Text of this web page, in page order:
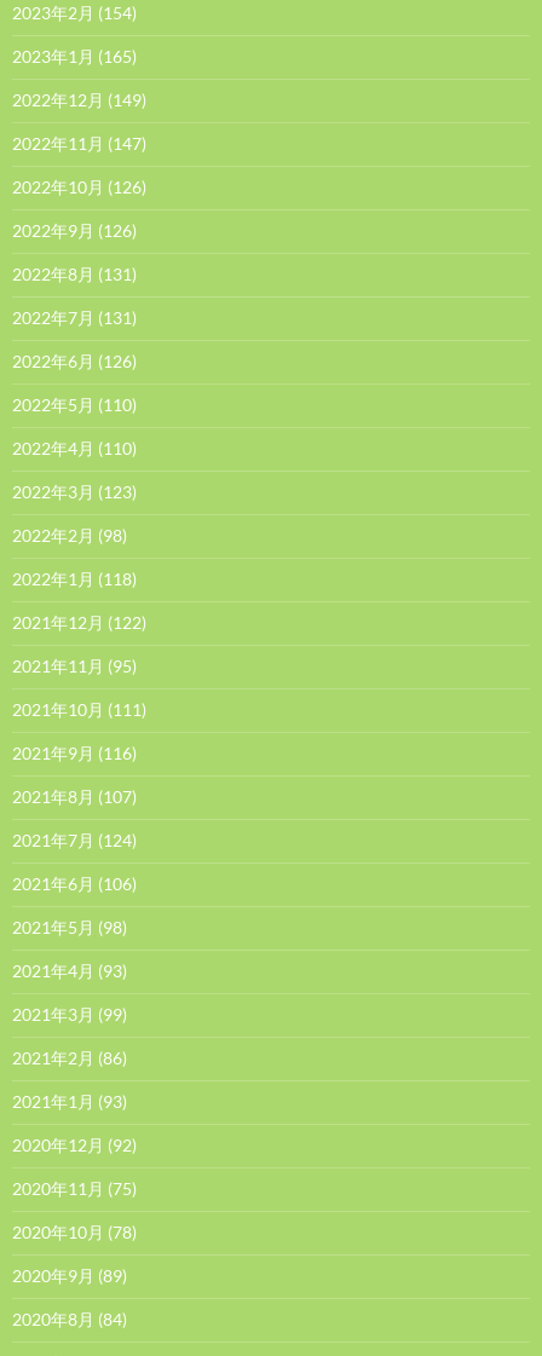
2023年2月 (154)
2023年1月 (165)
2022年12月 (149)
2022年11月 (147)
2022年10月 (126)
2022年9月 (126)
2022年8月 (131)
2022年7月 (131)
2022年6月 (126)
2022年5月 (110)
2022年4月 (110)
2022年3月 (123)
2022年2月 (98)
2022年1月 (118)
2021年12月 (122)
2021年11月 (95)
2021年10月 (111)
2021年9月 (116)
2021年8月 (107)
2021年7月 (124)
2021年6月 (106)
2021年5月 (98)
2021年4月 (93)
2021年3月 (99)
2021年2月 (86)
2021年1月 (93)
2020年12月 (92)
2020年11月 (75)
2020年10月 (78)
2020年9月 (89)
2020年8月 (84)